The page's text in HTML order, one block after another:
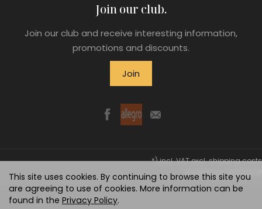
Join our club.
Join our club and receive interesting information,
promotions and discounts.
Join
*) incl. VAT excl.shipping costs
Powered by
This site uses cookies. By continuing to browse this site you
are agreeing to use of cookies. More information can be
found in the Privacy Policy.